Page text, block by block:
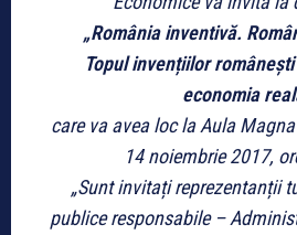
„România inventivă.
Topul invențiilor
economia
care va avea loc la Aula
14 noiembrie 2017,
„Sunt invitați reprezentanții
publice responsabile –